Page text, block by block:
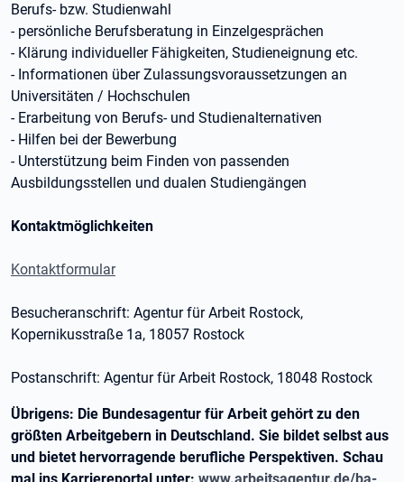
Berufs- bzw. Studienwahl
- persönliche Berufsberatung in Einzelgesprächen
- Klärung individueller Fähigkeiten, Studieneignung etc.
- Informationen über Zulassungsvoraussetzungen an
Universitäten / Hochschulen
- Erarbeitung von Berufs- und Studienalternativen
- Hilfen bei der Bewerbung
- Unterstützung beim Finden von passenden
Ausbildungsstellen und dualen Studiengängen
Kontaktmöglichkeiten
Kontaktformular
Besucheranschrift: Agentur für Arbeit Rostock,
Kopernikusstraße 1a, 18057 Rostock
Postanschrift: Agentur für Arbeit Rostock, 18048 Rostock
Übrigens: Die Bundesagentur für Arbeit gehört zu den
größten Arbeitgebern in Deutschland. Sie bildet selbst aus
und bietet hervorragende berufliche Perspektiven. Schau